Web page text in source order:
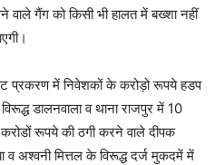
वाले गैंग को किसी भी हालत में बख्शा नहीं
प्रकरण में निवेशकों के करोड़ो रूपये हडप
डालनवाला व थाना राजपुर में 10
रूपये की ठगी करने वाले दीपक
व अश्वनी मित्तल के विरूद्ध दर्ज मुकदमें में